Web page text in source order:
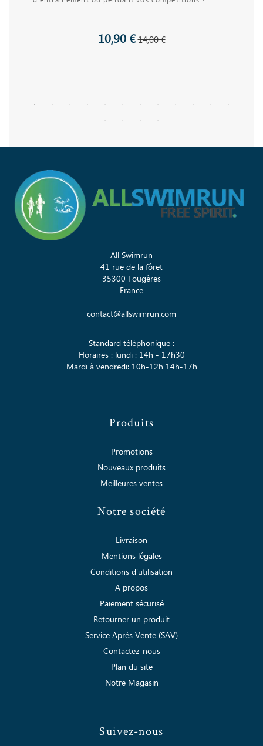
10,90 €14,00 €
All Swimrun
41 rue de la fôret
35300 Fougères
France
contact@allswimrun.com
Standard téléphonique :
Horaires : lundi : 14h - 17h30
Mardi à vendredi: 10h-12h 14h-17h
Produits
Promotions
Nouveaux produits
Meilleures ventes
Notre société
Livraison
Mentions légales
Conditions d'utilisation
A propos
Paiement sécurisé
Retourner un produit
Service Après Vente (SAV)
Contactez-nous
Plan du site
Notre Magasin
Suivez-nous